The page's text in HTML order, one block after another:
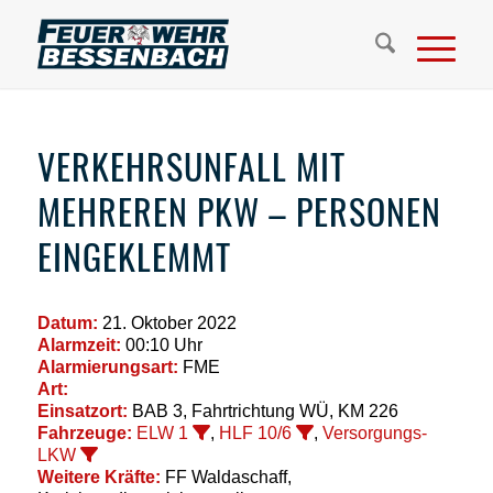
VERKEHRSUNFALL MIT
MEHREREN PKW – PERSONEN
EINGEKLEMMT
Datum: 21. Oktober 2022
Alarmzeit: 00:10 Uhr
Alarmierungsart: FME
Art:
Einsatzort: BAB 3, Fahrtrichtung WÜ, KM 226
Fahrzeuge: ELW 1 , HLF 10/6 , Versorgungs-
LKW
Weitere Kräfte: FF Waldaschaff,